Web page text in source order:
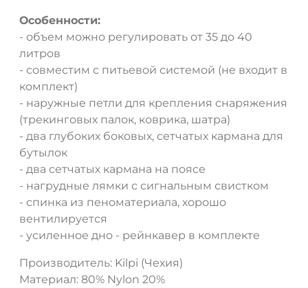
Особенности:
- объем можно регулировать от 35 до 40
литров
- совместим с питьевой системой (не входит в
комплект)
- наружные петли для крепления снаряжения
(трекинговых палок, коврика, шатра)
- два глубоких боковых, сетчатых кармана для
бутылок
- два сетчатых кармана на поясе
- нагрудные лямки с сигнальным свистком
- спинка из пеноматериала, хорошо
вентилируется
- усиленное дно - рейнкавер в комплекте
Производитель: Kilpi (Чехия)
Материал: 80% Nylon 20%